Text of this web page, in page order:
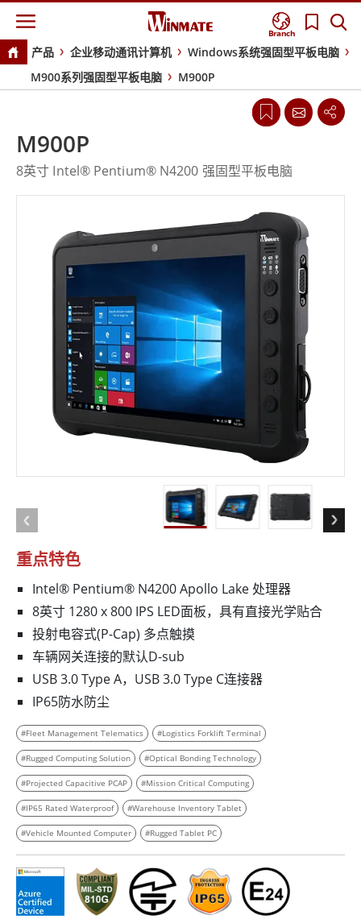
Branch
产品 企业移动通讯计算机
Windows系统强固型平板电脑
M900系列强固型平板电脑
M900P
重点特色
Intel® Pentium® N4200 Apollo Lake 处理器
8英寸 1280 x 800 IPS LED面板，具有直接光学贴合
投射电容式(P-Cap) 多点触摸
车辆网关连接的默认D-sub
USB 3.0 Type A，USB 3.0 Type C连接器
IP65防水防尘
#Fleet Management Telematics #Logistics Forklift Terminal
#Rugged Computing Solution #Optical Bonding Technology
#Projected Capacitive PCAP #Mission Critical Computing
#IP65 Rated Waterproof #Warehouse Inventory Tablet
#Vehicle Mounted Computer #Rugged Tablet PC
M900P
8英寸 Intel® Pentium® N4200 强固型平板电脑